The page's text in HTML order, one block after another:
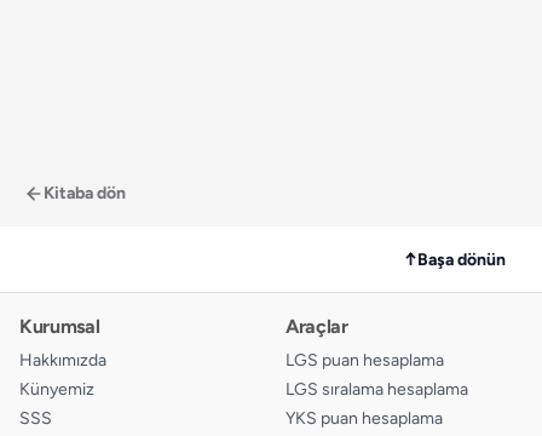
Kitaba dön
↑Başa dönün
Kurumsal
Hakkımızda
Künyemiz
SSS
Araçlar
LGS puan hesaplama
LGS sıralama hesaplama
YKS puan hesaplama